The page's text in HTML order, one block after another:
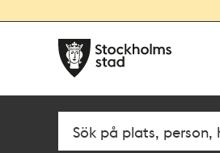
navigationen
huvudinnehållet
Fritextsök